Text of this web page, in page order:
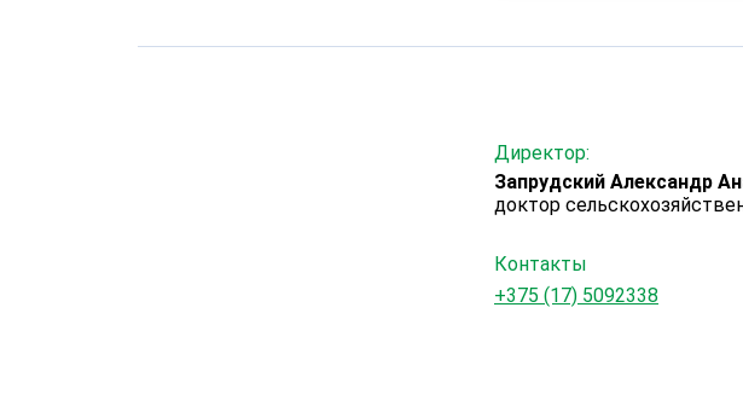
Директор:
Запрудский Александр
доктор
Контакты
+375 (17) 5092338